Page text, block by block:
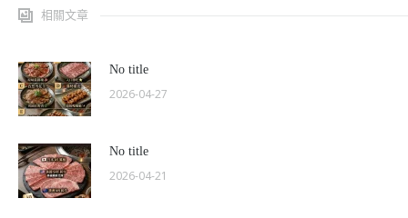
相關文章
No title
2026-04-27
No title
2026-04-21